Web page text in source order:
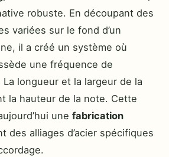
robuste. En découpant des
variées sur le fond d’un
il a créé un système où
une fréquence de
longueur et la largeur de la
la hauteur de la note. Cette
une fabrication
des alliages d’acier spécifiques